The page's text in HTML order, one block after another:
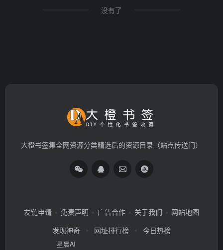
没有了
大橙书签集全网资源分类精选后的资源目录（站点传送门）
友链申请 免责声明 广告合作 关于我们
网站地图
发现神奇
星晨AI
网址排行榜 今日热榜